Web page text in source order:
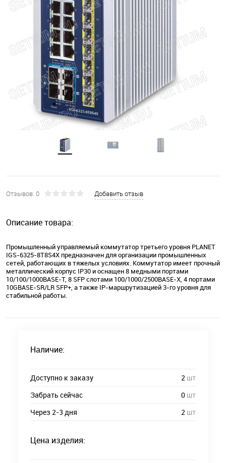
Отзывов: 0 Добавить отзыв
Описание товара:
Промышленный управляемый коммутатор третьего уровня PLANET
IGS-6325-8T8S4X предназначен для организации промышленных
сетей, работающих в тяжелых условиях. Коммутатор имеет прочный
металлический корпус IP30 и оснащен 8 медными портами
10/100/1000BASE-T, 8 SFP слотами 100/1000/2500BASE-X, 4 портами
10GBASE-SR/LR SFP+, а также IP-маршрутизацией 3-го уровня для
стабильной работы.
Наличие:
Доступно к заказу 2 шт
Забрать сейчас
0 шт
Через 2-3 дня
2 шт
Цена изделия: